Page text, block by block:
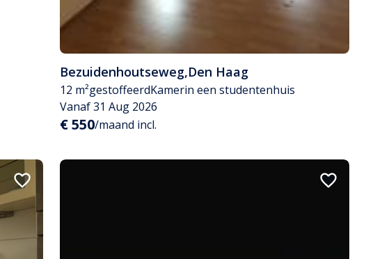
Bezuidenhoutseweg,Den Haag
12 m²gestoffeerdKamerin een studentenhuis
Vanaf 31 Aug 2026
€ 550/maand incl.